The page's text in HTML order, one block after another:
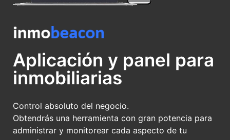
Aplicación y panel para
inmobiliarias
Control absoluto del negocio.
Obtendrás una herramienta con gran potencia para
administrar y monitorear cada aspecto de tu